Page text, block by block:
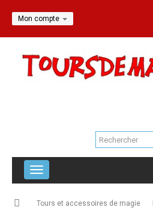
Mon compte
Navigation
bascule
Tours et accessoires de magie